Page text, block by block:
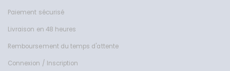
Paiement sécurisé
Livraison en 48 heures
Remboursement du temps d'attente
Connexion / Inscription